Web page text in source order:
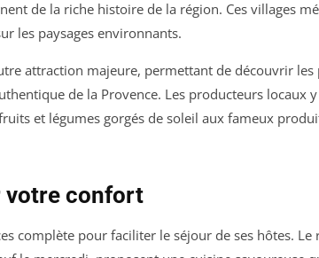
de la riche histoire de la région. Ces villages
les paysages environnants.
attraction majeure, permettant de découvrir
de la Provence. Les producteurs locaux y
et légumes gorgés de soleil aux fameux
votre confort
complète pour faciliter le séjour de ses hôtes. Le